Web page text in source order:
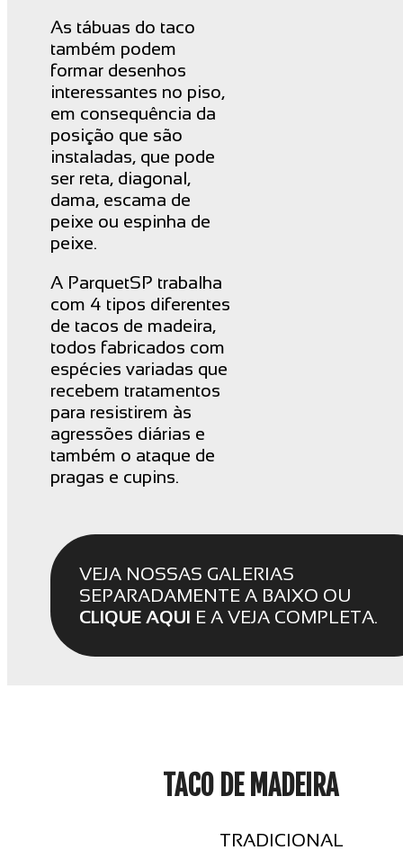
As tábuas do taco
também podem
formar desenhos
interessantes no piso,
em consequência da
posição que são
instaladas, que pode
ser reta, diagonal,
dama, escama de
peixe ou espinha de
peixe.
A ParquetSP trabalha
com 4 tipos diferentes
de tacos de madeira,
todos fabricados com
espécies variadas que
recebem tratamentos
para resistirem às
agressões diárias e
também o ataque de
pragas e cupins.
VEJA NOSSAS GALERIAS
SEPARADAMENTE A BAIXO OU
CLIQUE AQUI E A VEJA COMPLETA.
TACO DE MADEIRA
TRADICIONAL